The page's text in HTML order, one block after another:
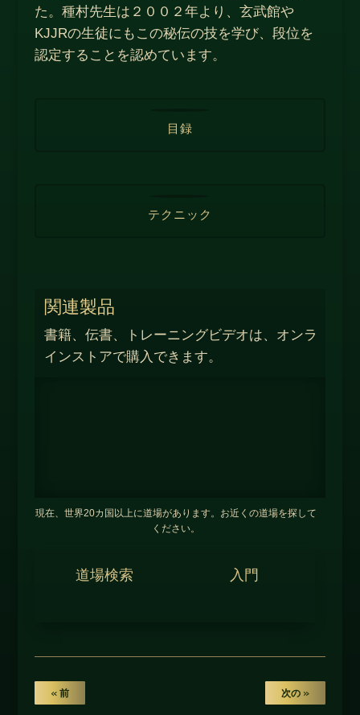
現在、世界20カ国以上に道場があります。お近くの道場を探して
ください。
道場検索 入門
た。種村先生は２００２年より、玄武館や
KJJRの生徒にもこの秘伝の技を学び、段位を
認定することを認めています。
目録
テクニック
関連製品
書籍、伝書、トレーニングビデオは、オンラ
インストアで購入できます。
« 前 次の »